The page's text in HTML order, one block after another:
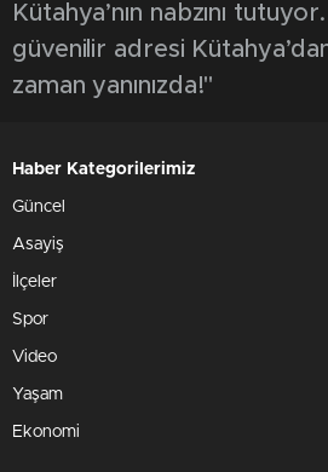
Kütahya’nın nabzını
güvenilir adresi
zaman yanınızda!"
Haber Kategorilerimiz
Güncel
Asayiş
İlçeler
Spor
Video
Yaşam
Ekonomi